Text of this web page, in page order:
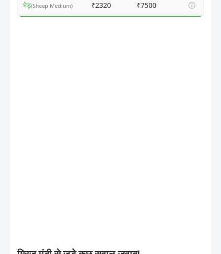
भेड़(Sheep Medium) ₹2320 ₹7500 ⓘ